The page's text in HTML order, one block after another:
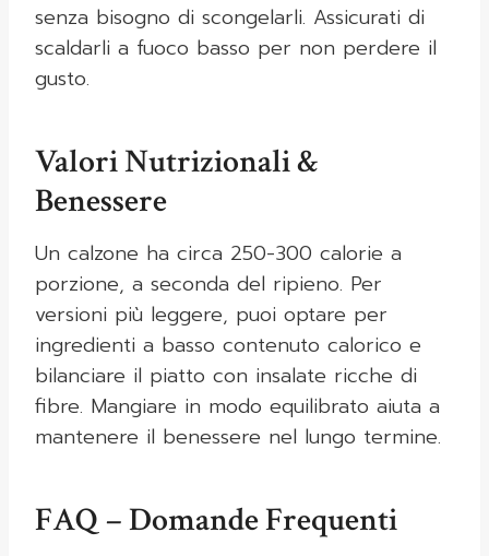
senza bisogno di scongelarli. Assicurati di
scaldarli a fuoco basso per non perdere il
gusto.
Valori Nutrizionali &
Benessere
Un calzone ha circa 250-300 calorie a
porzione, a seconda del ripieno. Per
versioni più leggere, puoi optare per
ingredienti a basso contenuto calorico e
bilanciare il piatto con insalate ricche di
fibre. Mangiare in modo equilibrato aiuta a
mantenere il benessere nel lungo termine.
FAQ – Domande Frequenti